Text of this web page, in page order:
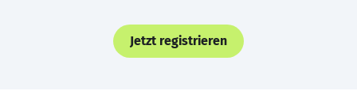
Jetzt registrieren